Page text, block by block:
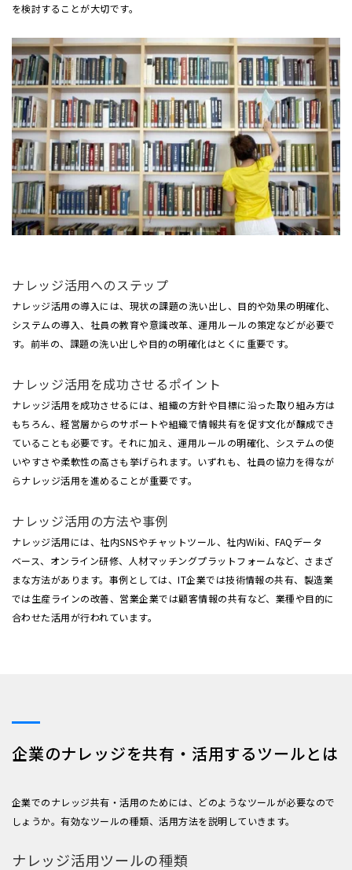
を検討することが大切です。
ナレッジ活用へのステップ
ナレッジ活用の導入には、現状の課題の洗い出し、目的や効果の明確化、
システムの導入、社員の教育や意識改革、運用ルールの策定などが必要で
す。前半の、課題の洗い出しや目的の明確化はとくに重要です。
ナレッジ活用を成功させるポイント
ナレッジ活用を成功させるには、組織の方針や目標に沿った取り組み方は
もちろん、経営層からのサポートや組織で情報共有を促す文化が醸成でき
ていることも必要です。それに加え、運用ルールの明確化、システムの使
いやすさや柔軟性の高さも挙げられます。いずれも、社員の協力を得なが
らナレッジ活用を進めることが重要です。
ナレッジ活用の方法や事例
ナレッジ活用には、社内SNSやチャットツール、社内Wiki、FAQデータ
ベース、オンライン研修、人材マッチングプラットフォームなど、さまざ
まな方法があります。事例としては、IT企業では技術情報の共有、製造業
では生産ラインの改善、営業企業では顧客情報の共有など、業種や目的に
合わせた活用が行われています。
企業のナレッジを共有・活用するツールとは
企業でのナレッジ共有・活用のためには、どのようなツールが必要なので
しょうか。有効なツールの種類、活用方法を説明していきます。
ナレッジ活用ツールの種類